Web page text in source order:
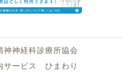
神神経科診療所協会
サービス ひまわり